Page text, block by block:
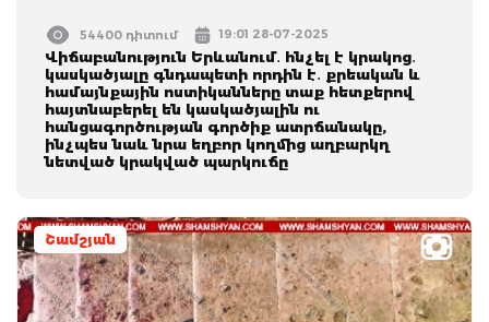
54400 դիտում 19:01 28-07-2025
Վիճաբանություն Երևանում․ հնչել է կրակոց․
կասկածյալը գնդապետի որդին է․ քրեական և
համայնքային ոստիկանները տաք հետքերով
հայտնաբերել են կասկածյալին ու
հանցագործության գործիք ատրճանակը,
ինչպես նաև նրա եղբոր կողմից աղբարկղ
նետված կրակված պարկուճը
Շամշյան